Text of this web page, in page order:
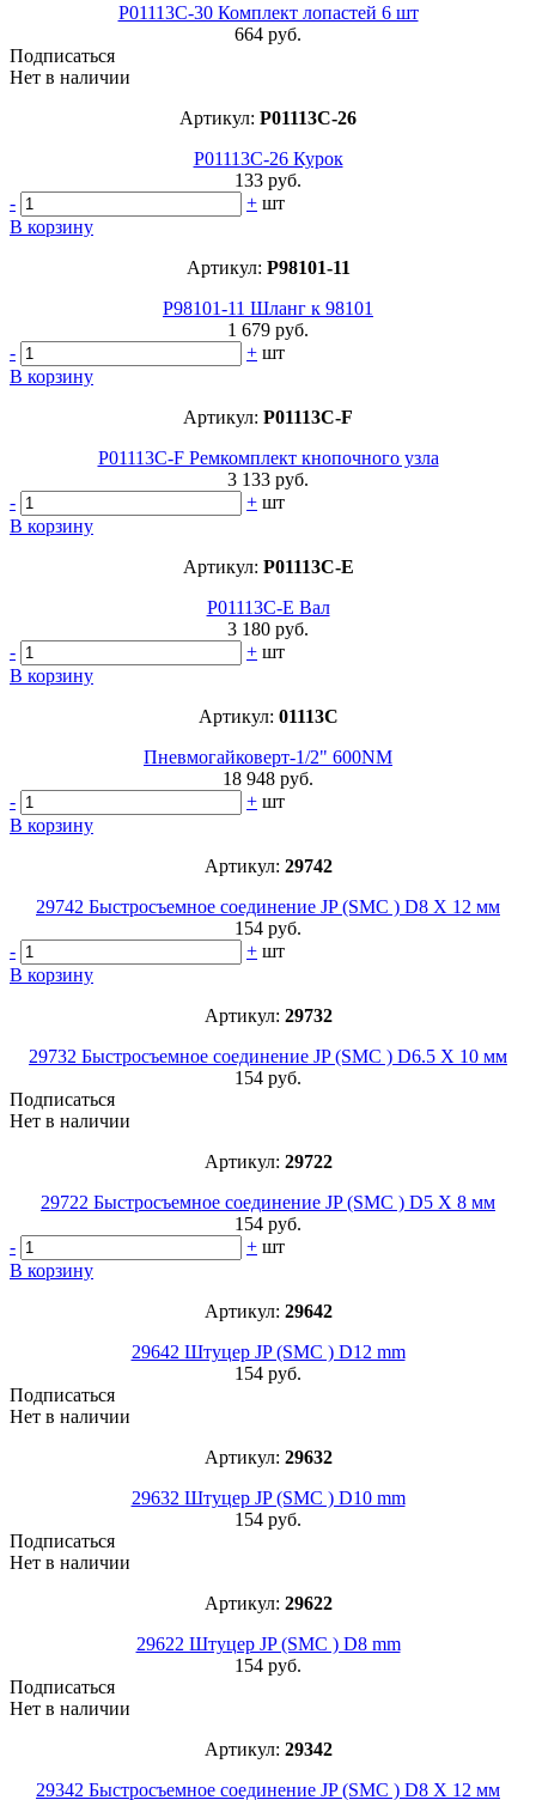
P01113C-30 Комплект лопастей 6 шт
664 руб.
Подписаться
Нет в наличии
Артикул: P01113C-26
P01113C-26 Курок
133 руб.
-
+ шт
В корзину
Артикул: P98101-11
P98101-11 Шланг к 98101
1 679 руб.
-
+ шт
В корзину
Артикул: P01113C-F
P01113C-F Ремкомплект кнопочного узла
3 133 руб.
-
+ шт
В корзину
Артикул: P01113C-E
P01113C-E Вал
3 180 руб.
-
+ шт
В корзину
Артикул: 01113C
Пневмогайковерт-1/2" 600NM
18 948 руб.
-
+ шт
В корзину
Артикул: 29742
29742 Быстросъемное соединение JP (SMC ) D8 Х 12 мм
154 руб.
-
+ шт
В корзину
Артикул: 29732
29732 Быстросъемное соединение JP (SMC ) D6.5 Х 10 мм
154 руб.
Подписаться
Нет в наличии
Артикул: 29722
29722 Быстросъемное соединение JP (SMC ) D5 Х 8 мм
154 руб.
-
+ шт
В корзину
Артикул: 29642
29642 Штуцер JP (SMC ) D12 mm
154 руб.
Подписаться
Нет в наличии
Артикул: 29632
29632 Штуцер JP (SMC ) D10 mm
154 руб.
Подписаться
Нет в наличии
Артикул: 29622
29622 Штуцер JP (SMC ) D8 mm
154 руб.
Подписаться
Нет в наличии
Артикул: 29342
29342 Быстросъемное соединение JP (SMC ) D8 Х 12 мм